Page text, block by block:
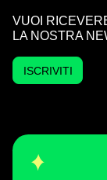
VUOI
LA NOSTRA
ISCRIVITI